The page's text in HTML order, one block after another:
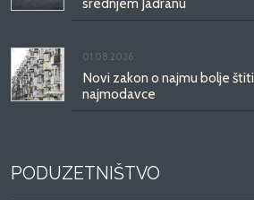
srednjem Jadranu
01.08.2026.
Novi zakon o najmu bolje
najmodavce
PODUZETNIŠTVO